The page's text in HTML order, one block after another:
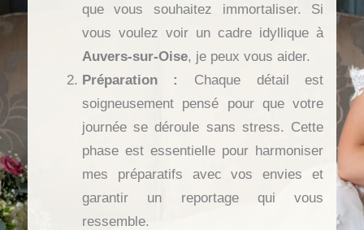
que vous souhaitez immortaliser. Si
vous voulez voir un cadre idyllique à
Auvers-sur-Oise, je peux vous aider.
Préparation :
Chaque détail est
soigneusement pensé pour que votre
journée se déroule sans stress. Cette
phase est essentielle pour harmoniser
mes préparatifs avec vos envies et
garantir un reportage qui vous
ressemble.